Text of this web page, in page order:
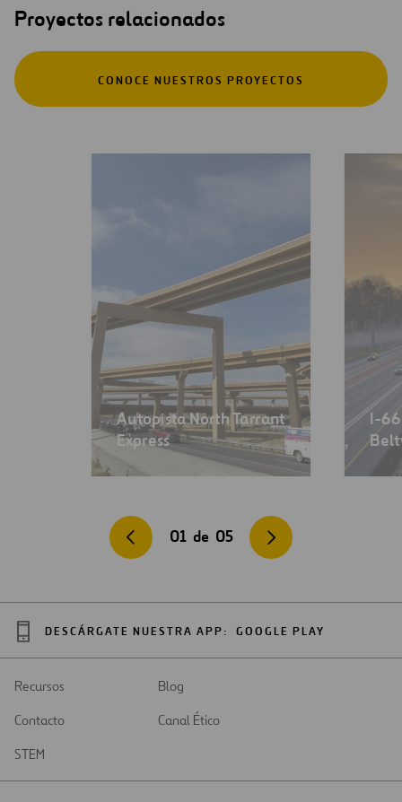
Proyectos relacionados
CONOCE NUESTROS PROYECTOS
Autopista North Tarrant
Express
I-
01 de 05
DESCÁRGATE NUESTRA APP: GOOGLE PLAY
Recursos
Blog
Contacto
Canal Ético
STEM